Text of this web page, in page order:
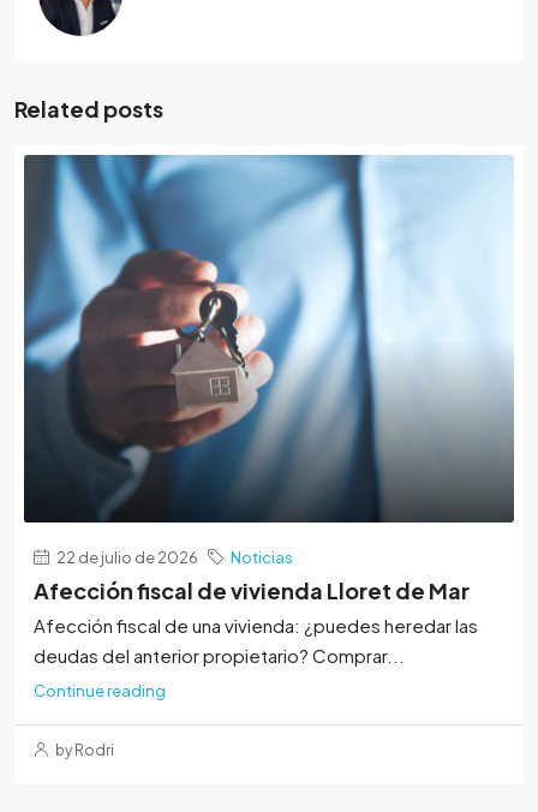
Related posts
22 de julio de 2026 Noticias
Afección fiscal de vivienda Lloret de Mar
Afección fiscal de una vivienda: ¿puedes heredar las
deudas del anterior propietario? Comprar...
Continue reading
by Rodri